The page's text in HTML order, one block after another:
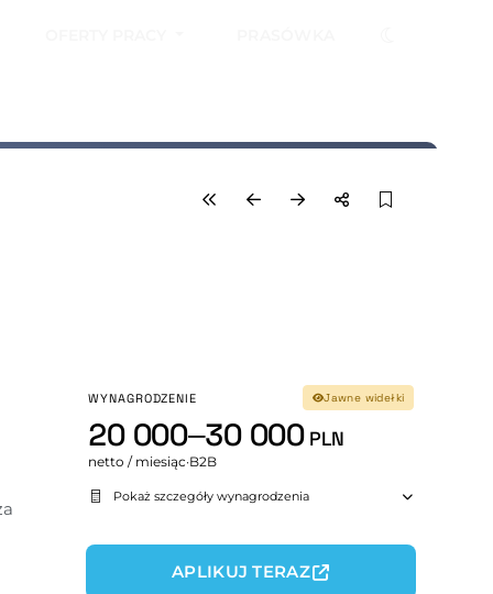
WYNAGRODZENIE Jawne widełki
20 000–30 000 PLN
netto / miesiąc·B2B
Pokaż szczegóły wynagrodzenia
APLIKUJ TERAZ